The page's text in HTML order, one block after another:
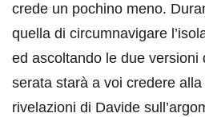
crede un pochino meno.
quella di circumnavigare
ed ascoltando le due versioni
serata starà a voi credere
rivelazioni di Davide